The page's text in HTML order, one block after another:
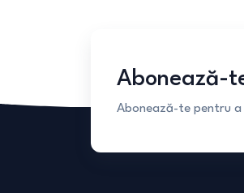
Abonează-
Abonează-te pentru